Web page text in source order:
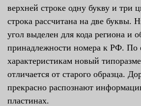
верхней строке одну букву и три
строка рассчитана на две буквы.
угол выделен для кода региона и
принадлежности номера к РФ. По
характеристикам новый
отличается от старого образца.
прекрасно распознают
пластинах.